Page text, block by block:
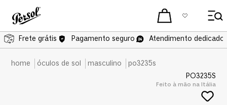
Frete grátis Pagamento seguro Atendimento dedicado
óculos de sol masculino
po3235s
PO3235S
Feito à mão na Itália